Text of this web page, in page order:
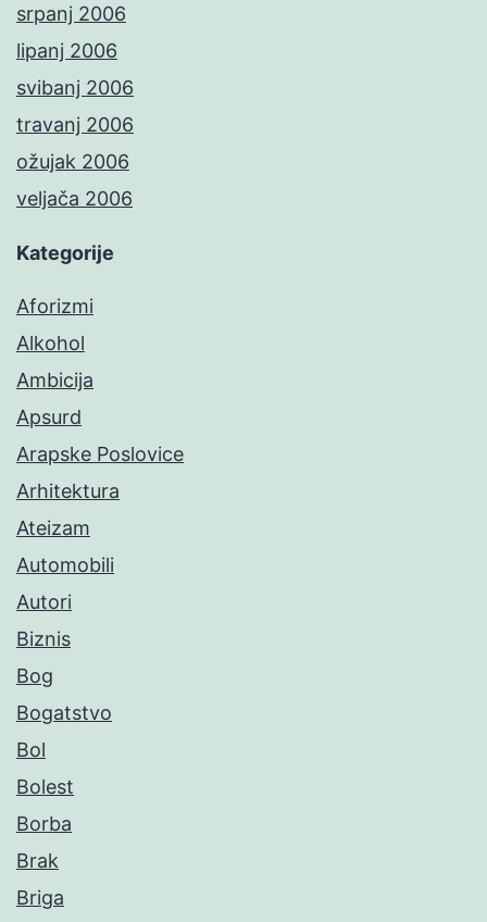
srpanj 2006
lipanj 2006
svibanj 2006
travanj 2006
ožujak 2006
veljača 2006
Kategorije
Aforizmi
Alkohol
Ambicija
Apsurd
Arapske Poslovice
Arhitektura
Ateizam
Automobili
Autori
Biznis
Bog
Bogatstvo
Bol
Bolest
Borba
Brak
Briga